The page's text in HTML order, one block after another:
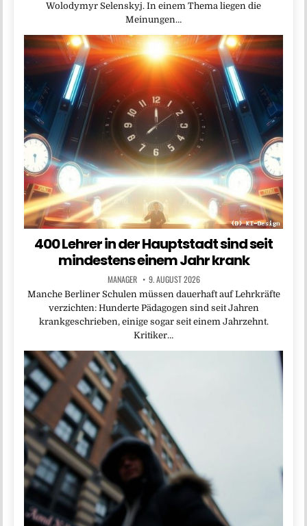
Wolodymyr Selenskyj. In einem Thema liegen die
Meinungen…
400 Lehrer in der Hauptstadt sind seit
mindestens einem Jahr krank
MANAGER 9. AUGUST 2026
Manche Berliner Schulen müssen dauerhaft auf Lehrkräfte
verzichten: Hunderte Pädagogen sind seit Jahren
krankgeschrieben, einige sogar seit einem Jahrzehnt.
Kritiker…